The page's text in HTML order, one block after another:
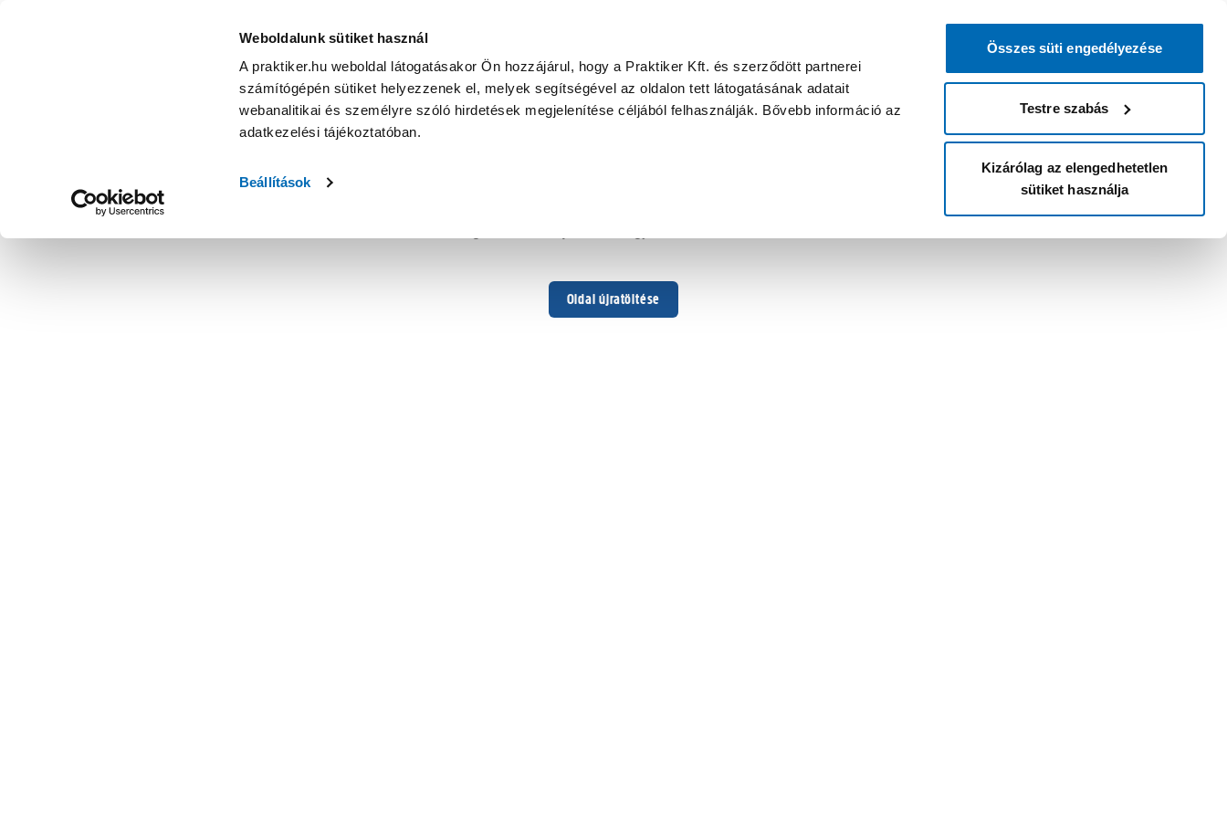
Weboldalunk sütiket használ
A praktiker.hu weboldal látogatásakor Ön hozzájárul, hogy a Praktiker Kft. és szerződött partnerei
számítógépén sütiket helyezzenek el, melyek segítségével az oldalon tett látogatásának adatait
webanalitikai és személyre szóló hirdetések megjelenítése céljából felhasználják. Bővebb információ az
adatkezelési tájékoztatóban.
Beállítások
Összes süti engedélyezése
Testre szabás
Kizárólag az elengedhetetlen
sütiket használja
Oldal újratöltése